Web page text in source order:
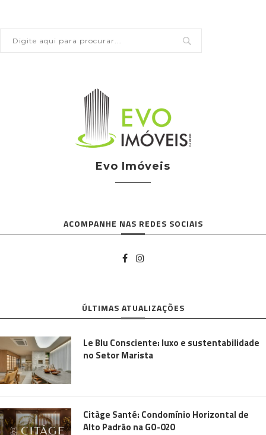
Evo Imóveis
ACOMPANHE NAS REDES SOCIAIS
ÚLTIMAS ATUALIZAÇÕES
Le Blu Consciente: luxo e sustentabilidade
no Setor Marista
Citàge Santé: Condomínio Horizontal de
Alto Padrão na GO-020